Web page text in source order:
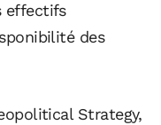
effectifs
des
Strategy,